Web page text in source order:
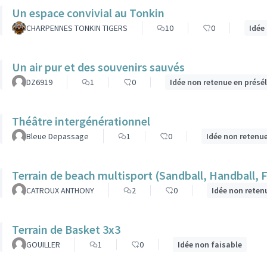
Un espace convivial au Tonkin
CHARPENNES TONKIN TIGERS 10 0
Un air pur et des souvenirs sauvés
DZ6919 1 0 Idée non retenue en
Théâtre intergénérationnel
Bleue Depassage 1 0 Idée non
Terrain de beach multisport (Sandball,
CATROUX ANTHONY 2 0 Idée non
Terrain de Basket 3x3
GOUILLER 1 0 Idée non faisable